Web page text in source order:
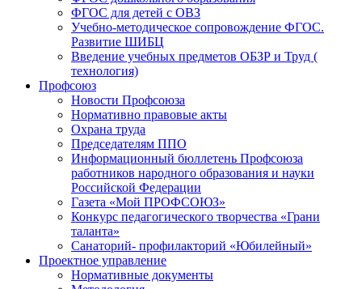
ФГОС для детей с ОВЗ
Учебно-методическое сопровождение ФГОС.
Развитие ШИБЦ
Введение учебных предметов ОБЗР и Труд (
технология)
Профсоюз
Новости Профсоюза
Нормативно правовые акты
Охрана труда
Председателям ППО
Информационный бюллетень Профсоюза
работников народного образования и науки
Российской Федерации
Газета «Мой ПРОФСОЮЗ»
Конкурс педагогического творчества «Грани
таланта»
Санаторий- профилакторий «Юбилейный»
Проектное управление
Нормативные документы